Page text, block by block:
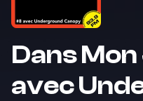
Dans
avec